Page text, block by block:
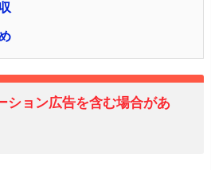
ション広告を含む場合があ